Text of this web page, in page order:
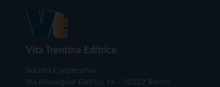
Vita Trentina Editrice
Società Cooperativa
Via Monsignor Endrici, 14 – 38122 Trento